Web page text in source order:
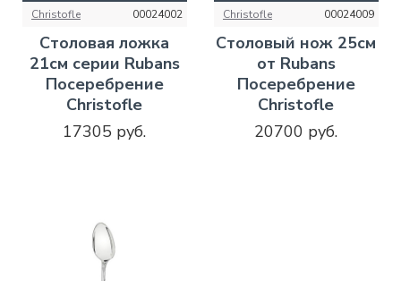
Christofle 00024002
Столовая ложка
21см серии Rubans
Посеребрение
Christofle
17305 руб.
Christofle 00024009
Столовый нож 25см
от Rubans
Посеребрение
Christofle
20700 руб.